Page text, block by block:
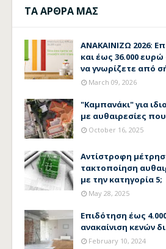
ΤΑ ΑΡΘΡΑ ΜΑΣ
ΑΝΑΚΑΙΝΙΖΩ 2026:
και έως 36.000
να γνωρίζετε από
March 09, 2026
"Καμπανάκι" για
με αυθαιρεσίες
October 16, 2025
Αντίστροφη
τακτοποίηση
με την κατηγορία 5;
May 28, 2025
Επιδότηση έως
ανακαίνιση κενών
February 10, 2024